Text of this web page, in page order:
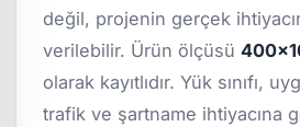
değil, projenin gerçek
verilebilir. Ürün ölçüsü
olarak kayıtlıdır. Yük sınıfı,
trafik ve şartname ihtiyacına